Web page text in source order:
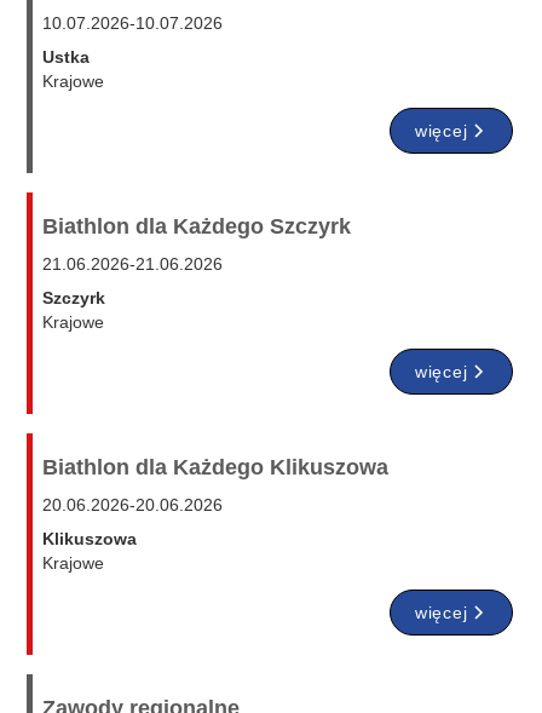
10.07.2026-10.07.2026
Ustka
Krajowe
więcej
Biathlon dla Każdego Szczyrk
21.06.2026-21.06.2026
Szczyrk
Krajowe
więcej
Biathlon dla Każdego Klikuszowa
20.06.2026-20.06.2026
Klikuszowa
Krajowe
więcej